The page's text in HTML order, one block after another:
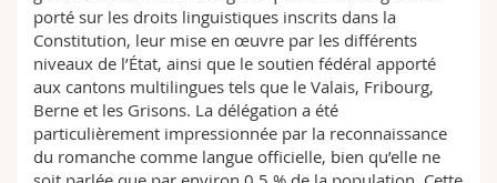
porté sur les droits linguistiques inscrits dans la
Constitution, leur mise en œuvre par les différents
niveaux de l’État, ainsi que le soutien fédéral apporté
aux cantons multilingues tels que le Valais, Fribourg,
Berne et les Grisons. La délégation a été
particulièrement impressionnée par la reconnaissance
du romanche comme langue officielle, bien qu’elle ne